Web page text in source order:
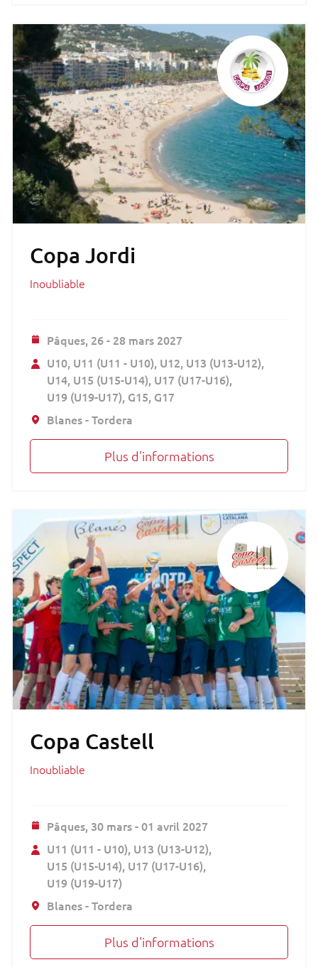
Copa Jordi
Inoubliable
Pâques, 26 - 28 mars 2027
U10 U11 (U11 - U10) U12 U13 (U13-U12)
U14 U15 (U15-U14) U17 (U17-U16)
U19 (U19-U17) G15 G17
Blanes - Tordera
Plus d'informations
Copa Castell
Inoubliable
Pâques, 30 mars - 01 avril 2027
U11 (U11 - U10) U13 (U13-U12)
U15 (U15-U14) U17 (U17-U16)
U19 (U19-U17)
Blanes - Tordera
Plus d'informations